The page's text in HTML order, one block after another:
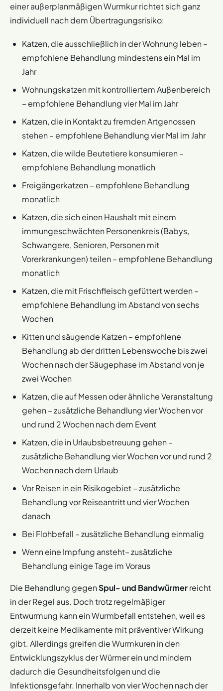
einer außerplanmäßigen Wurmkur richtet sich ganz
individuell nach dem Übertragungsrisiko:
Katzen, die ausschließlich in der Wohnung leben –
empfohlene Behandlung mindestens ein Mal im
Jahr
Wohnungskatzen mit kontrolliertem Außenbereich
– empfohlene Behandlung vier Mal im Jahr
Katzen, die in Kontakt zu fremden Artgenossen
stehen – empfohlene Behandlung vier Mal im Jahr
Katzen, die wilde Beutetiere konsumieren –
empfohlene Behandlung monatlich
Freigängerkatzen – empfohlene Behandlung
monatlich
Katzen, die sich einen Haushalt mit einem
immungeschwächten Personenkreis (Babys,
Schwangere, Senioren, Personen mit
Vorerkrankungen) teilen – empfohlene Behandlung
monatlich
Katzen, die mit Frischfleisch gefüttert werden –
empfohlene Behandlung im Abstand von sechs
Wochen
Kitten und säugende Katzen – empfohlene
Behandlung ab der dritten Lebenswoche bis zwei
Wochen nach der Säugephase im Abstand von je
zwei Wochen
Katzen, die auf Messen oder ähnliche Veranstaltung
gehen – zusätzliche Behandlung vier Wochen vor
und rund 2 Wochen nach dem Event
Katzen, die in Urlaubsbetreuung gehen –
zusätzliche Behandlung vier Wochen vor und rund 2
Wochen nach dem Urlaub
Vor Reisen in ein Risikogebiet – zusätzliche
Behandlung vor Reiseantritt und vier Wochen
danach
Bei Flohbefall – zusätzliche Behandlung einmalig
Wenn eine Impfung ansteht– zusätzliche
Behandlung einige Tage im Voraus
Die Behandlung gegenSpul- und Bandwürmerreicht
in der Regel aus. Doch trotz regelmäßiger
Entwurmung kann ein Wurmbefall entstehen, weil es
derzeit keine Medikamente mit präventiver Wirkung
gibt. Allerdings greifen die Wurmkuren in den
Entwicklungszyklus der Würmer ein und mindern
dadurch die Gesundheitsfolgen und die
Infektionsgefahr. Innerhalb von vier Wochen nach der